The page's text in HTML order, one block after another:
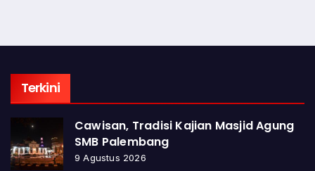
Terkini
Cawisan, Tradisi Kajian Masjid Agung
SMB Palembang
9 Agustus 2026